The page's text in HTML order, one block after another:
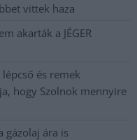
vittek haza
akarták a JÉGER
és remek
hogy Szolnok mennyire
gázolaj ára is